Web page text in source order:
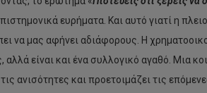
ευρήματα. Και αυτό γιατί η
να μας αφήνει αδιάφορους. Η
αλλά είναι και ένα συλλογικό αγαθό. Μια
ανισότητες και προετοιμάζει τις